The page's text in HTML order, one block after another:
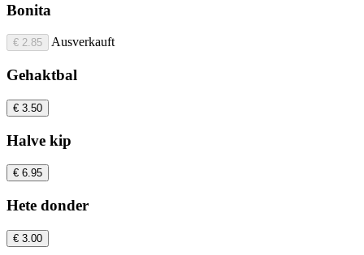
Bonita
€ 2.85 Ausverkauft
Gehaktbal
€ 3.50
Halve kip
€ 6.95
Hete donder
€ 3.00